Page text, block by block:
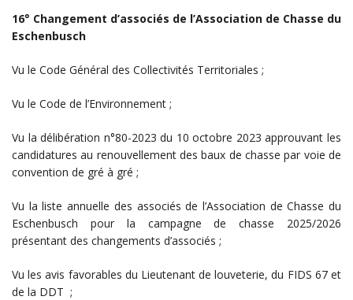
16° Changement d’associés de l’Association de Chasse du
Eschenbusch
Vu le Code Général des Collectivités Territoriales ;
Vu le Code de l’Environnement ;
Vu la délibération n°80-2023 du 10 octobre 2023 approuvant les
candidatures au renouvellement des baux de chasse par voie de
convention de gré à gré ;
Vu la liste annuelle des associés de l’Association de Chasse du
Eschenbusch pour la campagne de chasse 2025/2026
présentant des changements d’associés ;
Vu les avis favorables du Lieutenant de louveterie, du FIDS 67 et
de la DDT ;